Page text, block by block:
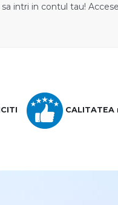
intri in contul tau!